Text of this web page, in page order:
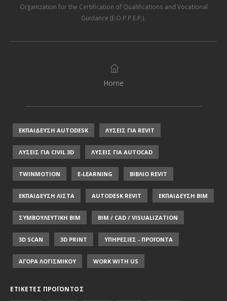
Organization for the Certification of Qualifications and Vocational
Guidance (E.O.P.P.E.P.).
Home
ΕΚΠΑΙΔΕΥΣΗ AUTODESK ΛΥΣΕΙΣ ΓΙΑ REVIT
ΛΥΣΕΙΣ ΓΙΑ CIVIL 3D ΛΥΣΕΙΣ ΓΙΑ AUTOCAD
TWINMOTION E-LEARNING ΒΙΒΛΙΟ REVIT
ΕΚΠΑΙΔΕΥΣΗ ΛΙΣΤΑ AUTODESK REVIT ΕΚΠΑΙΔΕΥΣΗ ΒΙΜ
ΣΥΜΒΟΥΛΕΥΤΙΚΗ ΒΙΜ BIM / CAD / VISUALIZATION
3D SCAN 3D PRINT ΥΠΗΡΕΣΙΕΣ - ΠΡΟΪΟΝΤΑ
ΑΓΟΡΑ ΛΟΓΙΣΜΙΚΟΥ WORK WITH US
ΕΤΙΚΈΤΕΣ ΠΡΟΪΌΝΤΟΣ